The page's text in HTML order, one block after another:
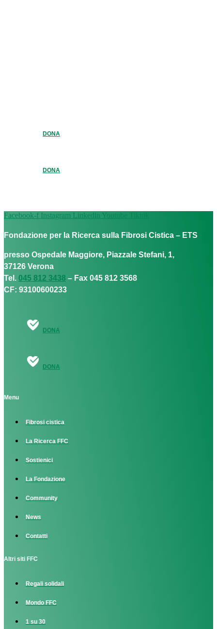
DONA
DONA
Facebook-f Instagram Linkedin Youtube Tiktok
Fondazione per la Ricerca sulla Fibrosi Cistica – ETS
presso Ospedale Maggiore, Piazzale Stefani, 1,
37126 Verona
Tel. 045 812 3438 – Fax 045 812 3568
CF: 93100600233
DONA
DONA
Menu
Fibrosi cistica
La Ricerca FFC
Sostienici
La Fondazione
Community
News
Contatti
Altri siti FFC
Regali solidali
Mondo FFC
1 su 30